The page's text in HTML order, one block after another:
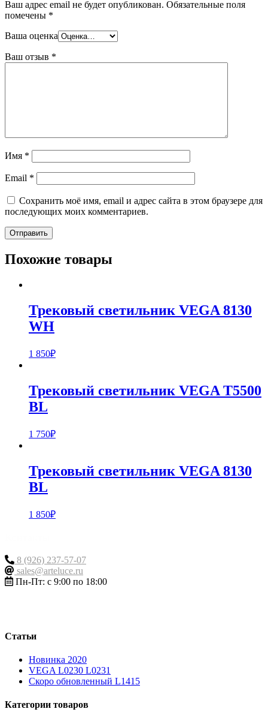
Ваш адрес email не будет опубликован. Обязательные поля
помечены *
Ваша оценка
Ваш отзыв *
Имя *
Email *
Сохранить моё имя, email и адрес сайта в этом браузере для
последующих моих комментариев.
Похожие товары
Трековый светильник VEGA 8130
WH
1 850₽
Трековый светильник VEGA T5500
BL
1 750₽
Трековый светильник VEGA 8130
BL
1 850₽
8 (926) 237-57-07
sales@arteluce.ru
Пн-Пт: с 9:00 по 18:00
Статьи
Новинка 2020
VEGA L0230 L0231
Скоро обновленный L1415
Категории товаров